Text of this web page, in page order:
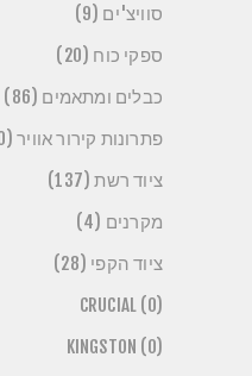
סוויצ'ים (9)
ספקי כוח (20)
כבלים ומתאמים (86)
פתרונות קירור אוויר (10)
ציוד רשת (137)
מקרנים (4)
ציוד הקפי (28)
CRUCIAL (0)
KINGSTON (0)